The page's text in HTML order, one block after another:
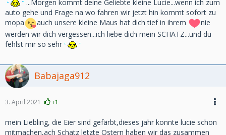
...Morgen kommt deine Geliebte kleine Lucie...wenn ich zum
auto gehe und Frage na wo fahren wir jetzt hin kommt sofort zu
mopa
auch unsere kleine Maus hat dich tief in ihrem
nie
werden wir dich vergessen...ich liebe dich mein SCHATZ...und du
fehlst mir so sehr
Babajaga912
3. April 2021 +1
mein Liebling, die Eier sind gefärbt,dieses jahr konnte lucie schon
mitmachen,ach Schatz letzte Ostern haben wir das zusammen